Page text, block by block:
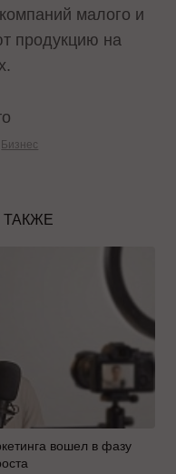
малого и
продукцию на
Бизнес
ТАКЖЕ
вошел в фазу